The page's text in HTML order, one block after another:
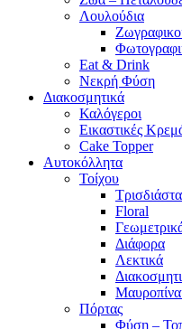
Λουλούδια
Eat & Drink
Νεκρή Φύση
Διακοσμητικά
Καλόγεροι
Εικαστικές
Cake Topper
Αυτοκόλλητα
Τοίχου
Floral
Διάφορα
Λεκτικά
Πόρτας
Φύση –